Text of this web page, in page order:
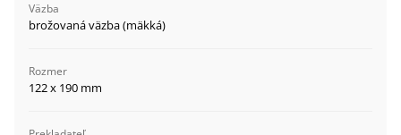
Väzba
brožovaná väzba (mäkká)
Rozmer
122 x 190 mm